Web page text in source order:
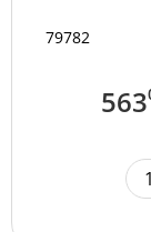
79782
563